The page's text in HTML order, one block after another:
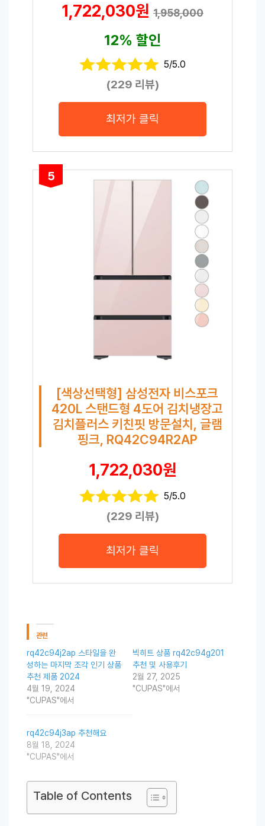
1,722,030원 1,958,000
12% 할인
5/5.0
(229 리뷰)
최저가 클릭
5
[색상선택형] 삼성전자 비스포크
420L 스탠드형 4도어 김치냉장고
김치플러스 키친핏 방문설치, 글램
핑크, RQ42C94R2AP
1,722,030원
5/5.0
(229 리뷰)
최저가 클릭
관련
rq42c94j2ap 스타일을 완
성하는 마지막 조각 인기 상품
추천 제품 2024
4월 19, 2024
"CUPAS"에서
빅히트 상품 rq42c94g201
추천 및 사용후기
2월 27, 2025
"CUPAS"에서
rq42c94j3ap 추천해요
8월 18, 2024
"CUPAS"에서
Table of Contents